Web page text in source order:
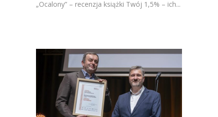
„Ocalony” – recenzja książki Twój 1,5% – ich...